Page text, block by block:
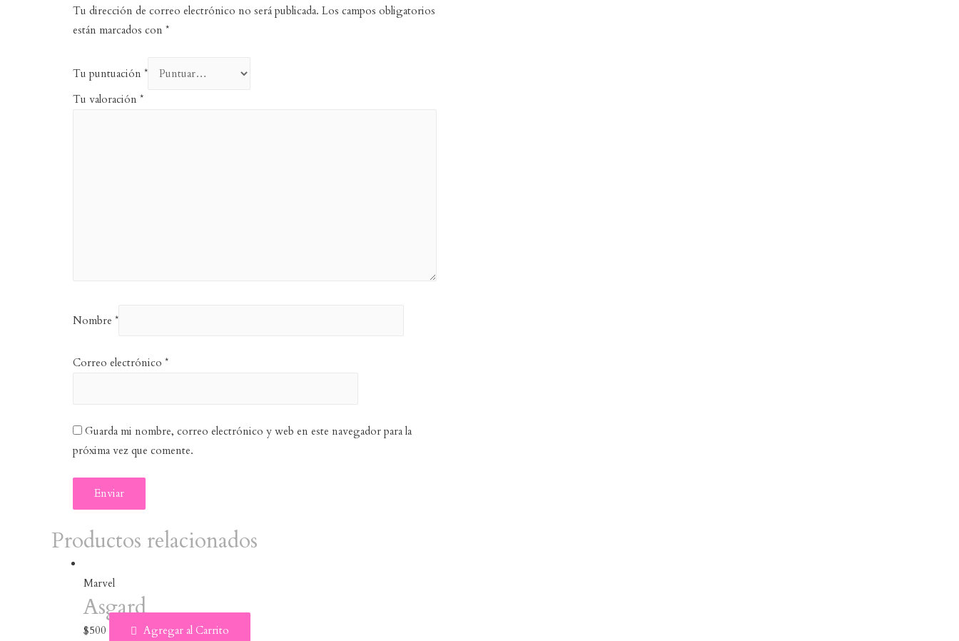
Tu dirección de correo electrónico no será publicada. Los campos obligatorios
están marcados con *
Tu puntuación *
Tu valoración *
Nombre *
Correo electrónico *
Guarda mi nombre, correo electrónico y web en este navegador para la
próxima vez que comente.
Productos relacionados
Marvel
Asgard
$500 Agregar al Carrito